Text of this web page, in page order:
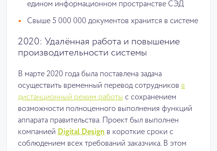
едином информационном пространстве СЭД
Свыше 5 000 000 документов хранится в системе
2020: Удалённая работа и повышение
производительности системы
В марте 2020 года была поставлена задача
осуществить временный перевод сотрудников в
дистанционный режим работы с сохранением
возможности полноценного выполнения функций
аппарата правительства. Проект был выполнен
компанией Digital Design в короткие сроки с
соблюдением всех требований заказчика. В этом